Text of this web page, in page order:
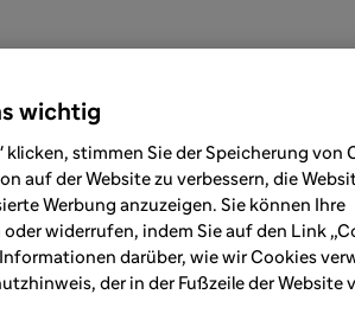
wichtig
klicken, stimmen Sie der Speicherung von
auf der Website zu verbessern, die
Werbung anzuzeigen. Sie können Ihre
widerrufen, indem Sie auf den Link
darüber, wie wir Cookies
der in der Fußzeile der Website